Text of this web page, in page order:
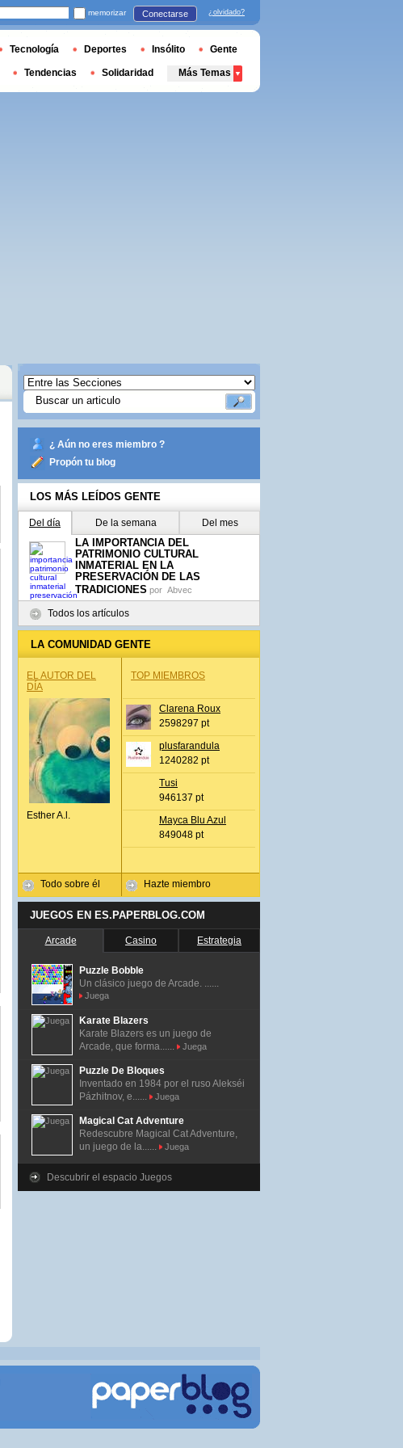
¿ Aún no eres miembro ?
Propón tu blog
LOS MÁS LEÍDOS GENTE
Del día De la semana Del mes
LA IMPORTANCIA DEL
PATRIMONIO CULTURAL
INMATERIAL EN LA
PRESERVACIÓN DE LAS
TRADICIONES por Abvec
Todos los artículos
LA COMUNIDAD GENTE
EL AUTOR DEL
DÍA
Esther A.l.
Todo sobre él
TOP MIEMBROS
Clarena Roux
2598297 pt
plusfarandula
1240282 pt
Tusi
946137 pt
Mayca Blu Azul
849048 pt
Hazte miembro
JUEGOS EN ES.PAPERBLOG.COM
Arcade Casino Estrategia
Puzzle Bobble
Un clásico juego de Arcade. ......
Juega
Karate Blazers
Karate Blazers es un juego de
Arcade, que forma......
Juega
Puzzle De Bloques
Inventado en 1984 por el ruso Alekséi
Pázhitnov, e......
Juega
Magical Cat Adventure
Redescubre Magical Cat Adventure,
un juego de la......
Juega
Descubrir el espacio Juegos
memorizar Conectarse ¿olvidado?
Tecnología Deportes Insólito Gente
Tendencias Solidaridad Más Temas